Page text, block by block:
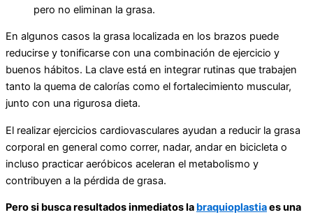
pero no eliminan la grasa.
En algunos casos la grasa localizada en los brazos puede
reducirse y tonificarse con una combinación de ejercicio y
buenos hábitos. La clave está en integrar rutinas que trabajen
tanto la quema de calorías como el fortalecimiento muscular,
junto con una rigurosa dieta.
El realizar ejercicios cardiovasculares ayudan a reducir la grasa
corporal en general como correr, nadar, andar en bicicleta o
incluso practicar aeróbicos aceleran el metabolismo y
contribuyen a la pérdida de grasa.
Pero si busca resultados inmediatos la braquioplastiaes una